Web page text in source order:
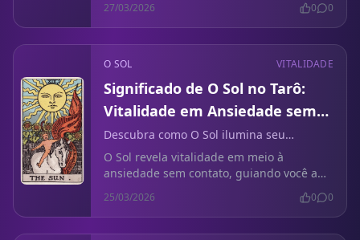
insights práticos hoje.
27/03/2026 0 0
O SOL VITALIDADE
Significado de O Sol no Tarô:
Vitalidade em Ansiedade sem
Contato
Descubra como O Sol ilumina seu
caminho em meio à confusão e sinais
mistos.
O Sol revela vitalidade em meio à
ansiedade sem contato, guiando você a
clareza e confiança em tempos incertos.
25/03/2026 0 0